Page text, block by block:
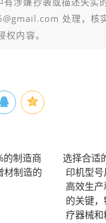
处理，核
内容。
的制造商
材制造的
选择合适
印机型
高效生
的关键
疗器械